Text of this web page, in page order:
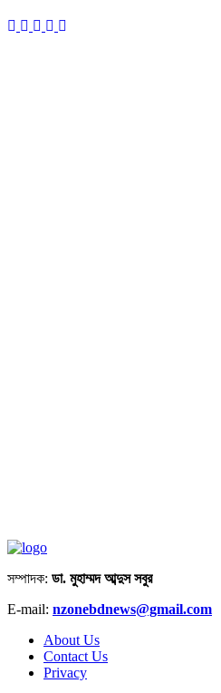
সম্পাদক: ডা. মুহাম্মদ আব্দুস সবুর
E-mail: nzonebdnews@gmail.com
About Us
Contact Us
Privacy